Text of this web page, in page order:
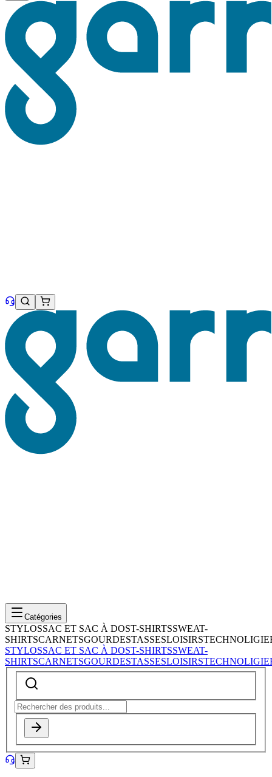
Catégories
STYLOSSAC ET SAC À DOST-SHIRTSSWEAT-
SHIRTSCARNETSGOURDESTASSESLOISIRSTECHNOLIGIE
STYLOSSAC ET SAC À DOST-SHIRTSSWEAT-
SHIRTSCARNETSGOURDESTASSESLOISIRSTECHNOLIGIE